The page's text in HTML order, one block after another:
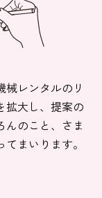
械レンタルのリ
拡大し、提案の
んのこと、さま
まいります。